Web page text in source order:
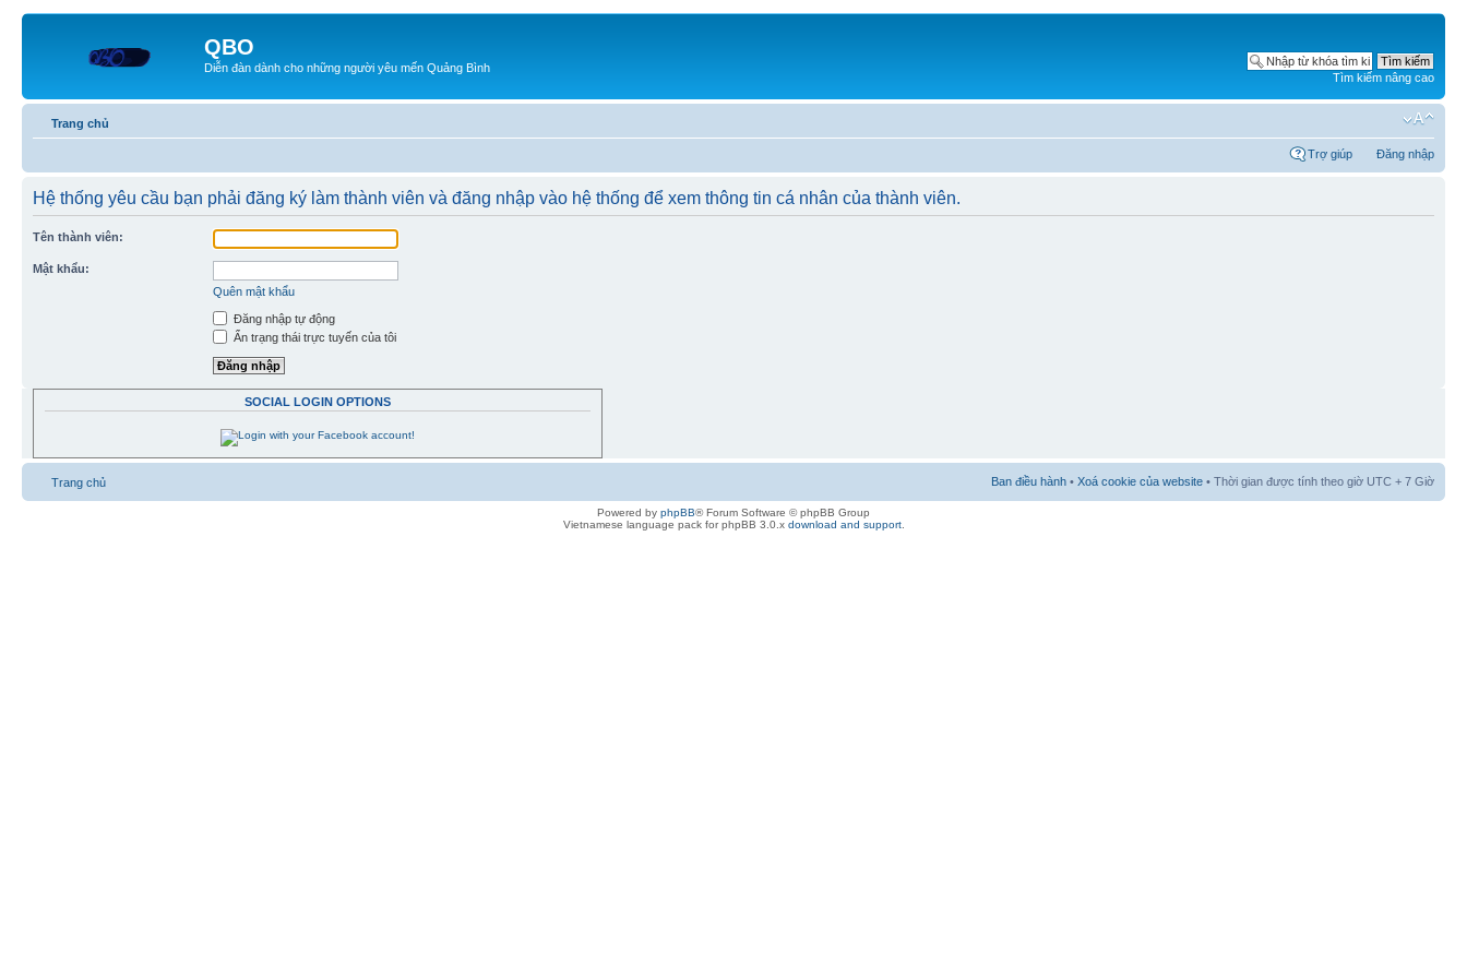
QBO
Diễn đàn dành cho những người yêu mến Quảng Bình
Tìm kiếm nâng cao
Trang chủ
Trợ giúp Đăng nhập
Hệ thống yêu cầu bạn phải đăng ký làm thành viên và đăng nhập vào hệ thống để xem thông tin cá nhân của thành viên.
Tên thành viên:
Mật khẩu:
Quên mật khẩu
Đăng nhập tự động
Ẩn trạng thái trực tuyến của tôi
SOCIAL LOGIN OPTIONS
Trang chủ Ban điều hành • Xoá cookie của website • Thời gian được tính theo giờ UTC + 7 Giờ
Powered by phpBB® Forum Software © phpBB Group
Vietnamese language pack for phpBB 3.0.x download and support.